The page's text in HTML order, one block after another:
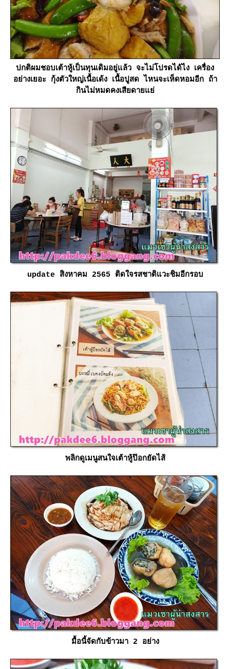
ปกติผมชอบเต้าหู้เป็นทุนเดิมอยู่แล้ว จะไม่โปรดได้ไง เครื่อง
อย่างเยอะ กุ้งตัวใหญ่เนื้อเด้ง เนื้อปูสด ไหนจะเห็ดหอมอีก ถ้า
กินไม่หมดคงเสียดายแย่
update สิงหาคม 2565 ติดใจรสชาติแวะชิมอีกรอบ
พลิกดูเมนูสนใจเต้าหู้ป๊อกยัดไส้
มื้อนี้จัดกับข้าวมา 2 อย่าง